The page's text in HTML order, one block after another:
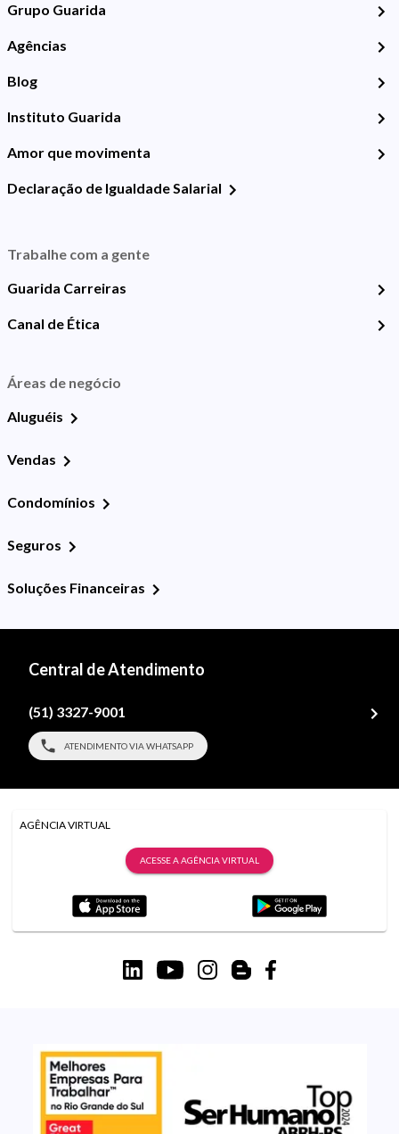
Grupo Guarida
Agências
Blog
Instituto Guarida
Amor que movimenta
Declaração de Igualdade Salarial
Trabalhe com a gente
Guarida Carreiras
Canal de Ética
Áreas de negócio
Aluguéis
Vendas
Condomínios
Seguros
Soluções Financeiras
Central de Atendimento
(51) 3327-9001
ATENDIMENTO VIA WHATSAPP
AGÊNCIA VIRTUAL
ACESSE A AGÊNCIA VIRTUAL